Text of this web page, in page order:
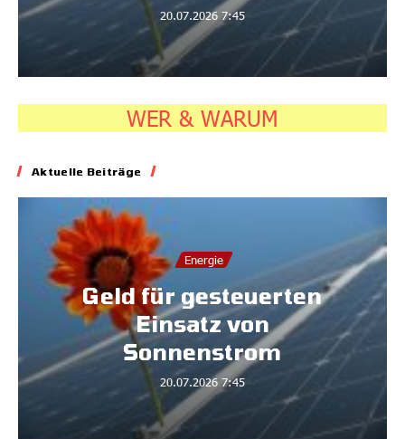
20.07.2026 7:45
WER & WARUM
Aktuelle Beiträge
Energie
Geld für gesteuerten
Einsatz von
Sonnenstrom
20.07.2026 7:45